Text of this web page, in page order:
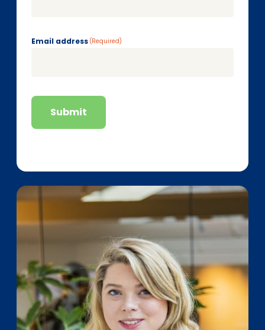
Email address (Required)
Submit